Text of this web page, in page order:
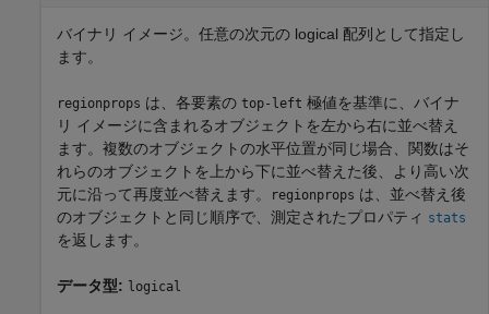
バイナリ イメージ。任意の次元の logical 配列として指定し
ます。
regionprops は、各要素の top-left 極値を基準に、バイナ
リ イメージに含まれるオブジェクトを左から右に並べ替え
ます。複数のオブジェクトの水平位置が同じ場合、関数はそ
れらのオブジェクトを上から下に並べ替えた後、より高い次
元に沿って再度並べ替えます。
regionprops は、並べ替え後
のオブジェクトと同じ順序で、測定されたプロパティ stats
を返します。
データ型: logical